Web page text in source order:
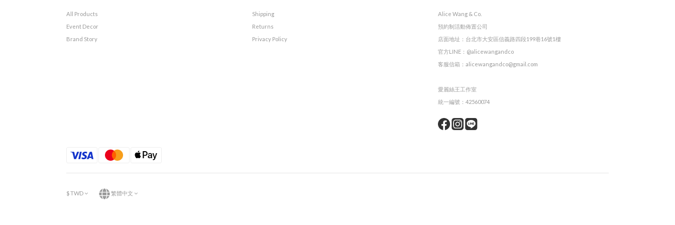
All Products
Event Decor
Brand Story
Shipping
Returns
Privacy Policy
Alice Wang & Co.
預約制活動佈置公司
店面地址：台北市大安區信義路四段199巷16號1樓
官方LINE：@alicewangandco
客服信箱：alicewangandco@gmail.com
愛麗絲王工作室
統一編號：42560074
$TWD 繁體中文